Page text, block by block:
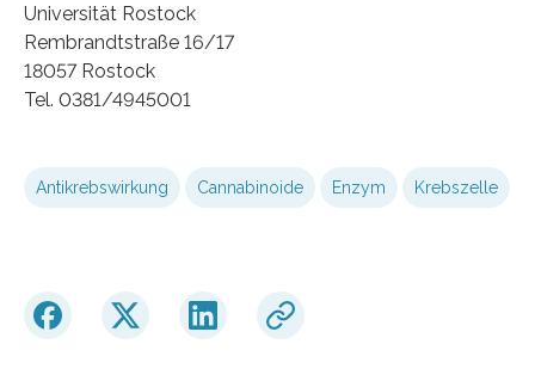
Universität Rostock
Rembrandtstraße 16/17
18057 Rostock
Tel. 0381/4945001
Antikrebswirkung Cannabinoide Enzym Krebszelle